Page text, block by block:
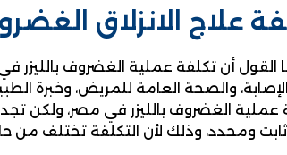
علاج الانزلاق
والصحة العامة للمريض، وخبرة
عملية الغضروف بالليزر في مصر، ولكن
ومحدد، وذلك لأن التكلفة تختلف من